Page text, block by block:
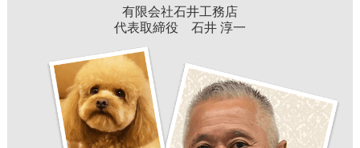
有限会社石井工務店
代表取締役 石井 淳一